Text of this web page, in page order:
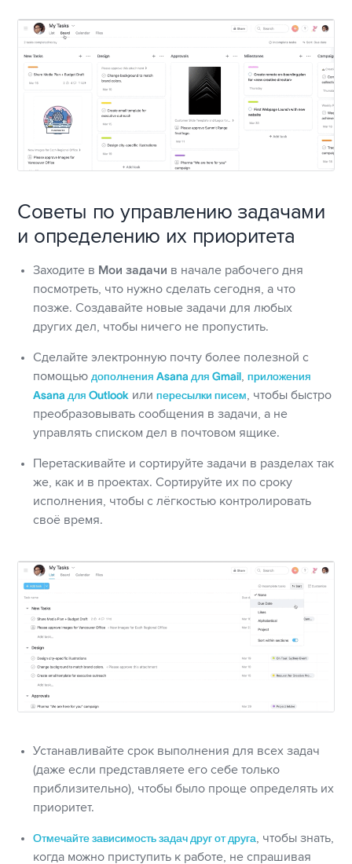
Советы по управлению задачами
и определению их приоритета
Заходите в Мои задачи в начале рабочего дня
посмотреть, что нужно сделать сегодня, а что
позже. Создавайте новые задачи для любых
других дел, чтобы ничего не пропустить.
Сделайте электронную почту более полезной с
помощью дополнения Asana для Gmail ,приложения
Asana для Outlook илипересылки писем , чтобы быстро
преобразовывать сообщения в задачи, а не
управлять списком дел в почтовом ящике.
Перетаскивайте и сортируйте задачи в разделах так
же, как и в проектах. Сортируйте их по сроку
исполнения, чтобы с лёгкостью контролировать
своё время.
Устанавливайте срок выполнения для всех задач
(даже если представляете его себе только
приблизительно), чтобы было проще определять их
приоритет.
Отмечайте зависимость задач друг от друга, чтобы знать,
когда можно приступить к работе, не спрашивая